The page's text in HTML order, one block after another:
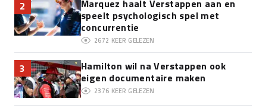
2
Marquez haalt Verstappen aan en
speelt psychologisch spel met
concurrentie
2672 KEER GELEZEN
3
Hamilton wil na Verstappen ook
eigen documentaire maken
2376 KEER GELEZEN